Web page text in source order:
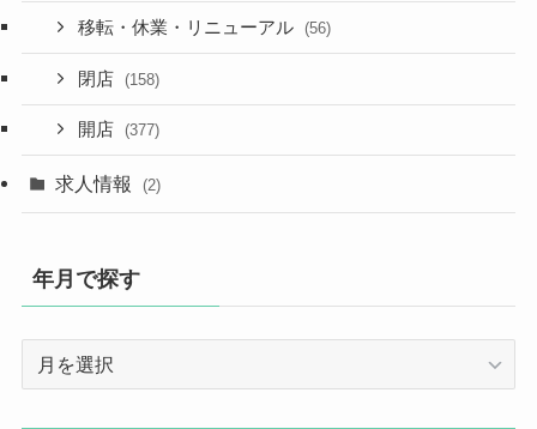
移転・休業・リニューアル (56)
閉店 (158)
開店 (377)
求人情報 (2)
年月で探す